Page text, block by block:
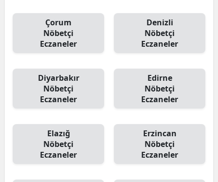
Çorum
Nöbetçi
Eczaneler
Denizli
Nöbetçi
Eczaneler
Diyarbakır
Nöbetçi
Eczaneler
Edirne
Nöbetçi
Eczaneler
Elazığ
Nöbetçi
Eczaneler
Erzincan
Nöbetçi
Eczaneler